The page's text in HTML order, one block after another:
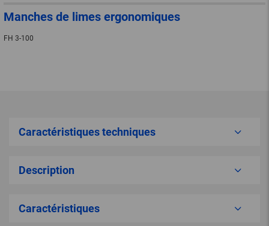
Manches de limes ergonomiques
FH 3-100
Caractéristiques techniques
Description
Caractéristiques